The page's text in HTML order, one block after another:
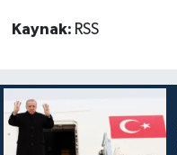
Kaynak: RSS